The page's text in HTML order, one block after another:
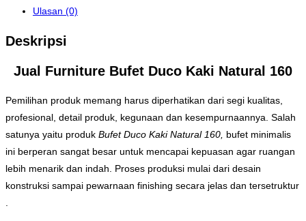
Ulasan (0)
Deskripsi
Jual Furniture Bufet Duco Kaki Natural 160
Pemilihan produk memang harus diperhatikan dari segi kualitas,
profesional, detail produk, kegunaan dan kesempurnaannya. Salah
satunya yaitu produk Bufet Duco Kaki Natural 160, bufet minimalis
ini berperan sangat besar untuk mencapai kepuasan agar ruangan
lebih menarik dan indah. Proses produksi mulai dari desain
konstruksi sampai pewarnaan finishing secara jelas dan tersetruktur